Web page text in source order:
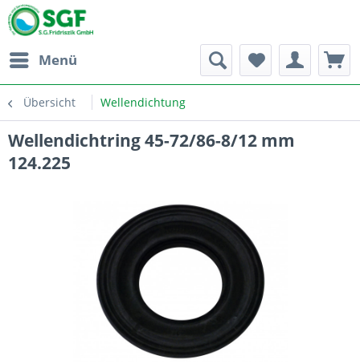
Menü
Übersicht Wellendichtung
Wellendichtring 45-72/86-8/12 mm
124.225